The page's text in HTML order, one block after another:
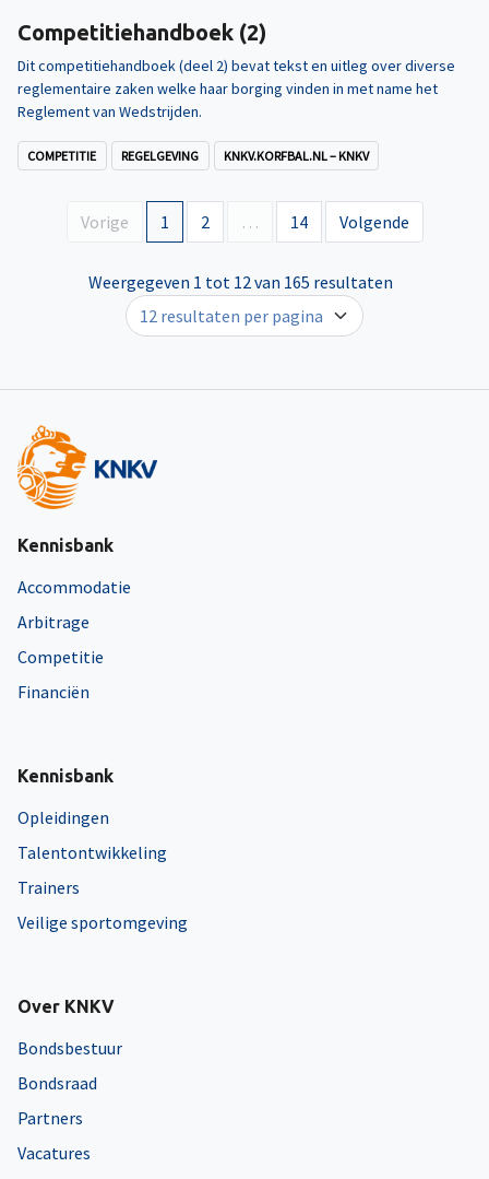
Competitiehandboek (2)
Dit competitiehandboek (deel 2) bevat tekst en uitleg over diverse
reglementaire zaken welke haar borging vinden in met name het
Reglement van Wedstrijden.
COMPETITIE REGELGEVING KNKV.KORFBAL.NL – KNKV
Vorige 1 2 … 14 Volgende
Weergegeven 1 tot 12 van 165 resultaten
Kennisbank
Accommodatie
Arbitrage
Competitie
Financiën
Kennisbank
Opleidingen
Talentontwikkeling
Trainers
Veilige sportomgeving
Over KNKV
Bondsbestuur
Bondsraad
Partners
Vacatures